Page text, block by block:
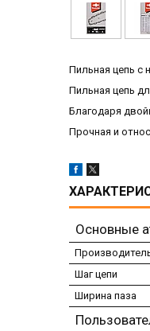
Пильная цепь с
Пильная цепь
Благодаря
Прочная и
Основные
Шаг цепи
Ширина паза